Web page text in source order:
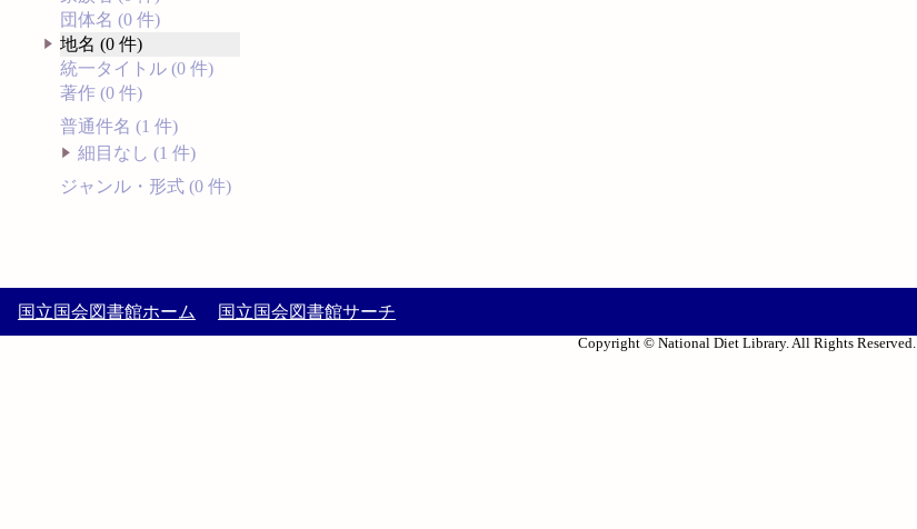
団体名 (0 件)
地名 (0 件)
統一タイトル (0 件)
著作 (0 件)
普通件名 (1 件)
細目なし (1 件)
ジャンル・形式 (0 件)
国立国会図書館ホーム 国立国会図書館サーチ
Copyright © National Diet Library. All Rights Reserved.